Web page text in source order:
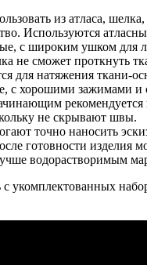
из атласа,
Используются
с широким ушком для
не сможет проткнуть
для натяжения ткани-
с хорошими зажимами и
не скрывают швы.
точно наносить
готовности изделия
водорастворимым
укомплектованных